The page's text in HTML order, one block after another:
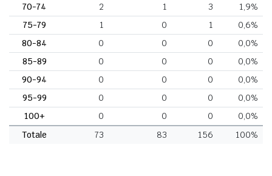
70-74
2 1 3
1,9%
75-79
1 0 1
0,6%
80-84
0 0 0
0,0%
85-89
0 0 0
0,0%
90-94
0 0 0
0,0%
95-99
0 0 0
0,0%
100+
0 0 0
0,0%
Totale
73 83 156 100%